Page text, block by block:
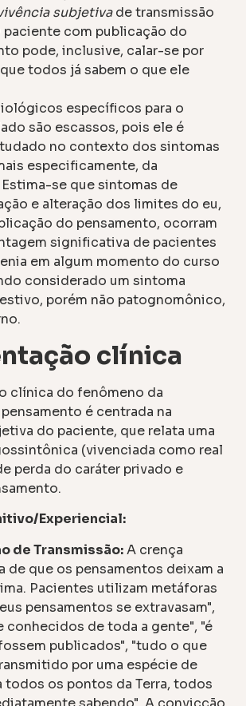
subjetivade transmissão
paciente com publicação do
pode, inclusive, calar-se por
todos já sabem o que ele
específicos para o
são escassos, pois ele é
no contexto dos sintomas
especificamente, da
se que sintomas de
e alteração dos limites do eu,
do pensamento, ocorram
significativa de pacientes
em algum momento do curso
considerado um sintoma
porém não patognomônico,
clínica
clínica do fenômeno da
é centrada na
do paciente, que relata uma
(vivenciada como real
perda do caráter privado e
Experiencial:
de Transmissão:A crença
de que os pensamentos deixam a
Pacientes utilizam metáforas
pensamentos se extravasam",
conhecidos de toda a gente", "é
publicados", "tudo o que
por uma espécie de
todos os pontos da Terra, todos